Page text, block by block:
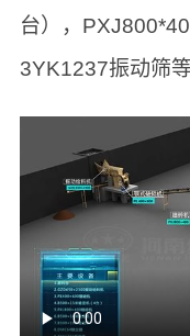
台），
3YK1237振动筛等